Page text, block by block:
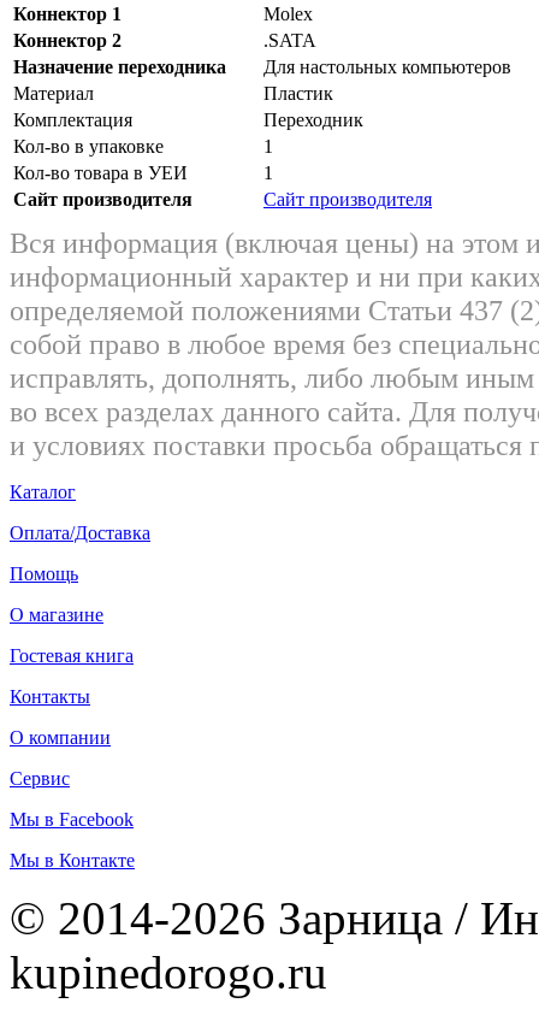
Коннектор 1
Molex
Коннектор 2
.SATA
Назначение переходника
Для настольных компьютеров
Материал
Пластик
Комплектация
Переходник
Кол-во в упаковке
1
Кол-во товара в УЕИ
1
Сайт производителя
Сайт производителя
Вся информация (включая цены) на этом
информационный характер и ни при
определяемой положениями Статьи 437
собой право в любое время без
исправлять, дополнять, либо любым
во всех разделах данного сайта. Для
и условиях поставки просьба
Каталог
Оплата/Доставка
Помощь
О магазине
Гостевая книга
Контакты
О компании
Сервис
Мы в Facebook
Мы в Контакте
© 2014-2026 Зарница /
kupinedorogo.ru